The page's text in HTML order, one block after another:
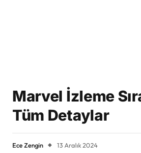
Marvel İzleme
Tüm Detaylar
Ece Zengin 13 Aralık 2024